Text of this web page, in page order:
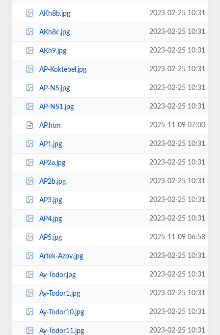
AKh8b.jpg 2023-02-25 10:31
AKh8c.jpg 2023-02-25 10:31
AKh9.jpg 2023-02-25 10:31
AP-Koktebel.jpg 2023-02-25 10:31
AP-NS.jpg 2023-02-25 10:31
AP-NS1.jpg 2023-02-25 10:31
AP.htm 2025-11-09 07:00
AP1.jpg 2023-02-25 10:31
AP2a.jpg 2023-02-25 10:31
AP2b.jpg 2023-02-25 10:31
AP3.jpg 2023-02-25 10:31
AP4.jpg 2023-02-25 10:31
AP5.jpg 2025-11-09 06:58
Artek-Azov.jpg 2023-02-25 10:31
Ay-Todor.jpg 2023-02-25 10:31
Ay-Todor1.jpg 2023-02-25 10:31
Ay-Todor10.jpg 2023-02-25 10:31
Ay-Todor11.jpg 2023-02-25 10:31